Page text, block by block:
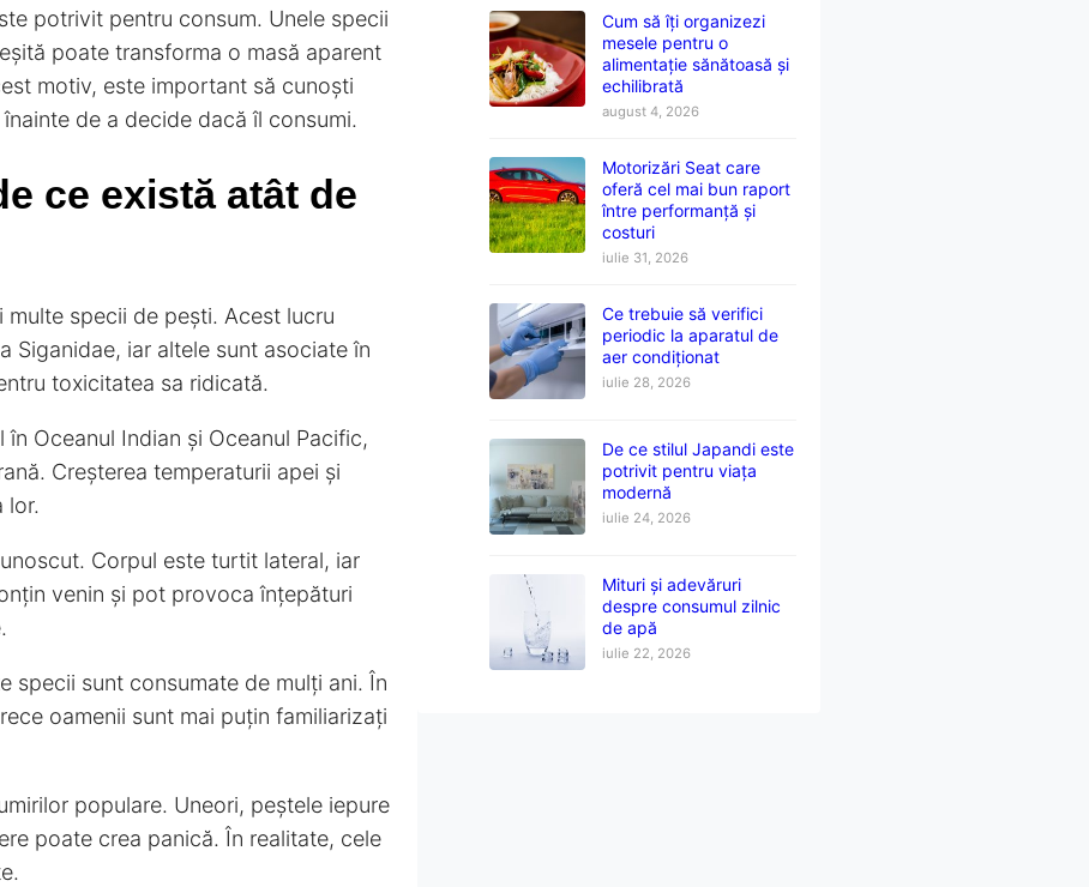
potrivit pentru consum. Unele specii
poate transforma o masă aparent
motiv, este important să cunoști
de a decide dacă îl consumi.
ce există atât de
specii de pești. Acest lucru
Siganidae, iar altele sunt asociate în
toxicitatea sa ridicată.
Oceanul Indian și Oceanul Pacific,
Creșterea temperaturii apei și
lor.
Corpul este turtit lateral, iar
venin și pot provoca înțepături
specii sunt consumate de mulți ani. În
oamenii sunt mai puțin familiarizați
populare. Uneori, peștele iepure
poate crea panică. În realitate, cele
Cum să îți organizezi
mesele pentru o
alimentație sănătoasă și
echilibrată
august 4, 2026
Motorizări Seat care
oferă cel mai bun raport
între performanță și
costuri
iulie 31, 2026
Ce trebuie să verifici
periodic la aparatul de
aer condiționat
iulie 28, 2026
De ce stilul Japandi este
potrivit pentru viața
modernă
iulie 24, 2026
Mituri și adevăruri
despre consumul zilnic
de apă
iulie 22, 2026